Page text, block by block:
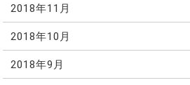
2018年11月
2018年10月
2018年9月